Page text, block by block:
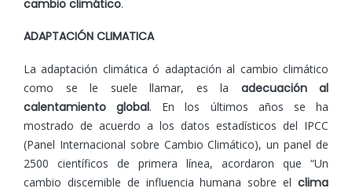
cambio climático.
ADAPTACIÓN CLIMATICA
La adaptación climática ó adaptación al cambio climático
como se le suele llamar, es la adecuación al
calentamiento global. En los últimos años se ha
mostrado de acuerdo a los datos estadísticos del IPCC
(Panel Internacional sobre Cambio Climático), un panel de
2500 científicos de primera línea, acordaron que “Un
cambio discernible de influencia humana sobre el clima